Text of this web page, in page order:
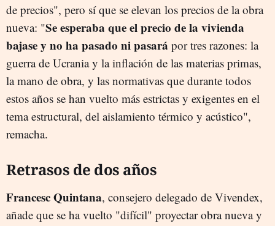
de precios", pero sí que se elevan los precios de la obra
nueva: "Se esperaba que el precio de la vivienda
bajase y no ha pasado ni pasará por tres razones: la
guerra de Ucrania y la inflación de las materias primas,
la mano de obra, y las normativas que durante todos
estos años se han vuelto más estrictas y exigentes en el
tema estructural, del aislamiento térmico y acústico",
remacha.
Retrasos de dos años
Francesc Quintana, consejero delegado de Vivendex,
añade que se ha vuelto "difícil" proyectar obra nueva y